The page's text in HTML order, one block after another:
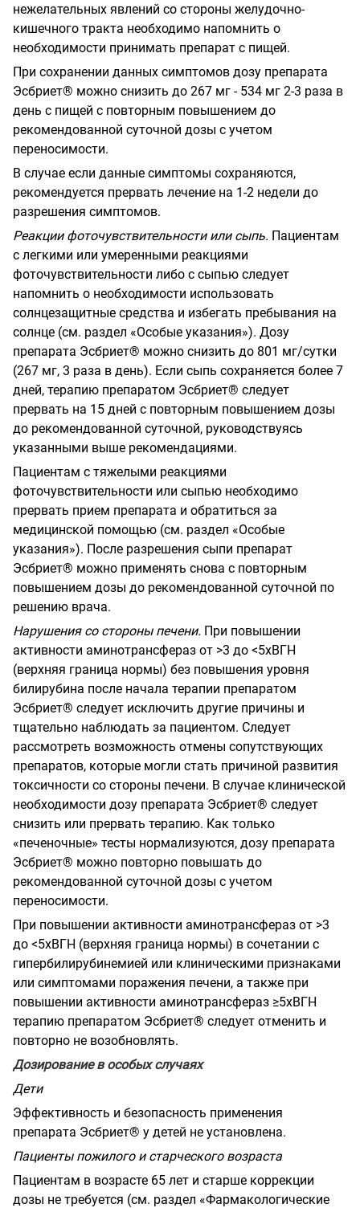
нежелательных явлений со стороны желудочно-
кишечного тракта необходимо напомнить о
необходимости принимать препарат с пищей.
При сохранении данных симптомов дозу препарата
Эсбриет® можно снизить до 267 мг - 534 мг 2-3 раза в
день с пищей с повторным повышением до
рекомендованной суточной дозы с учетом
переносимости.
В случае если данные симптомы сохраняются,
рекомендуется прервать лечение на 1-2 недели до
разрешения симптомов.
Реакции фоточувствительности или сыпь. Пациентам
с легкими или умеренными реакциями
фоточувствительности либо с сыпью следует
напомнить о необходимости использовать
солнцезащитные средства и избегать пребывания на
солнце (см. раздел «Особые указания»). Дозу
препарата Эсбриет® можно снизить до 801 мг/сутки
(267 мг, 3 раза в день). Если сыпь сохраняется более 7
дней, терапию препаратом Эсбриет® следует
прервать на 15 дней с повторным повышением дозы
до рекомендованной суточной, руководствуясь
указанными выше рекомендациями.
Пациентам с тяжелыми реакциями
фоточувствительности или сыпью необходимо
прервать прием препарата и обратиться за
медицинской помощью (см. раздел «Особые
указания»). После разрешения сыпи препарат
Эсбриет® можно применять снова с повторным
повышением дозы до рекомендованной суточной по
решению врача.
Нарушения со стороны печени. При повышении
активности аминотрансфераз от >3 до <5хВГН
(верхняя граница нормы) без повышения уровня
билирубина после начала терапии препаратом
Эсбриет® следует исключить другие причины и
тщательно наблюдать за пациентом. Следует
рассмотреть возможность отмены сопутствующих
препаратов, которые могли стать причиной развития
токсичности со стороны печени. В случае клинической
необходимости дозу препарата Эсбриет® следует
снизить или прервать терапию. Как только
«печеночные» тесты нормализуются, дозу препарата
Эсбриет® можно повторно повышать до
рекомендованной суточной дозы с учетом
переносимости.
При повышении активности аминотрансфераз от >3
до <5хВГН (верхняя граница нормы) в сочетании с
гипербилирубинемией или клиническими признаками
или симптомами поражения печени, а также при
повышении активности аминотрансфераз ≥5хВГН
терапию препаратом Эсбриет® следует отменить и
повторно не возобновлять.
Дозирование в особых случаях
Дети
Эффективность и безопасность применения
препарата Эсбриет® у детей не установлена.
Пациенты пожилого и старческого возраста
Пациентам в возрасте 65 лет и старше коррекции
дозы не требуется (см. раздел «Фармакологические